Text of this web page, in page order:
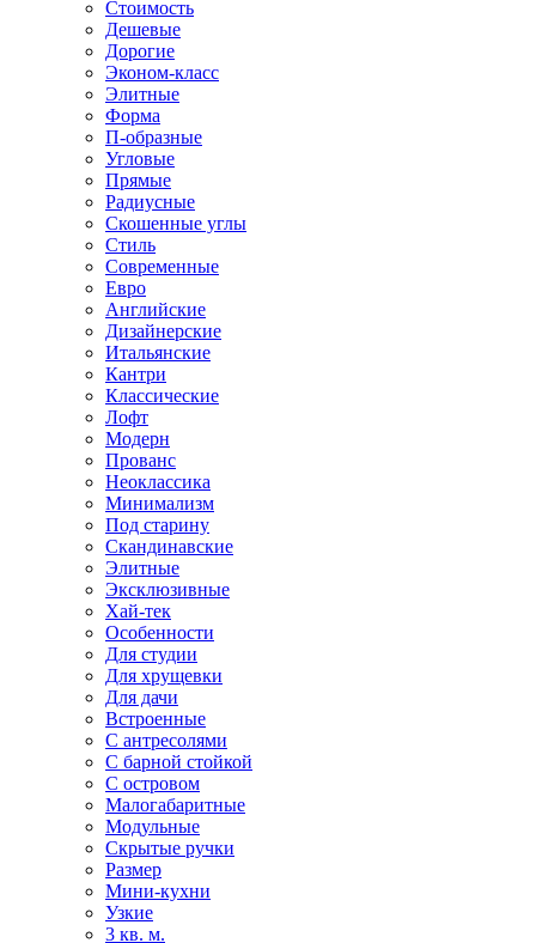
Стоимость
Дешевые
Дорогие
Эконом-класс
Элитные
Форма
П-образные
Угловые
Прямые
Радиусные
Скошенные углы
Стиль
Современные
Евро
Английские
Дизайнерские
Итальянские
Кантри
Классические
Лофт
Модерн
Прованс
Неоклассика
Минимализм
Под старину
Скандинавские
Элитные
Эксклюзивные
Хай-тек
Особенности
Для студии
Для хрущевки
Для дачи
Встроенные
С антресолями
С барной стойкой
С островом
Малогабаритные
Модульные
Скрытые ручки
Размер
Мини-кухни
Узкие
3 кв. м.